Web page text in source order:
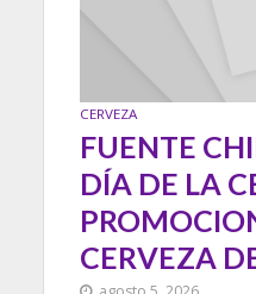
CERVEZA
FUENTE
DÍA DE LA
CERVEZA